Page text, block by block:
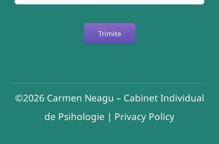
Trimite
©2026 Carmen Neagu – Cabinet Individual
de Psihologie | Privacy Policy